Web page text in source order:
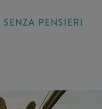
PENSIERI